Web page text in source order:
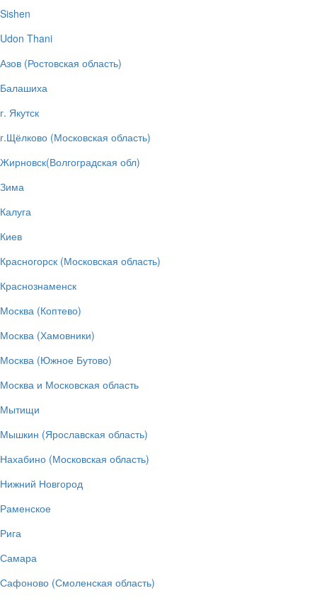
Sishen
Udon Thani
Азов (Ростовская область)
Балашиха
г. Якутск
г.Щёлково (Московская область)
Жирновск(Волгоградская обл)
Зима
Калуга
Киев
Красногорск (Московская область)
Краснознаменск
Москва (Коптево)
Москва (Хамовники)
Москва (Южное Бутово)
Москва и Московская область
Мытищи
Мышкин (Ярославская область)
Нахабино (Московская область)
Нижний Новгород
Раменское
Рига
Самара
Сафоново (Смоленская область)